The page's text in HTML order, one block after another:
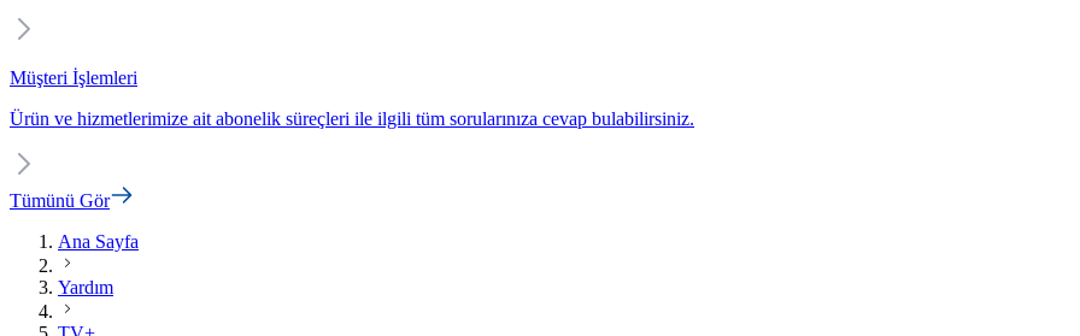
Müşteri İşlemleri
Ürün ve hizmetlerimize ait abonelik süreçleri ile ilgili tüm sorularınıza cevap bulabilirsiniz.
Tümünü Gör
Ana Sayfa
Yardım